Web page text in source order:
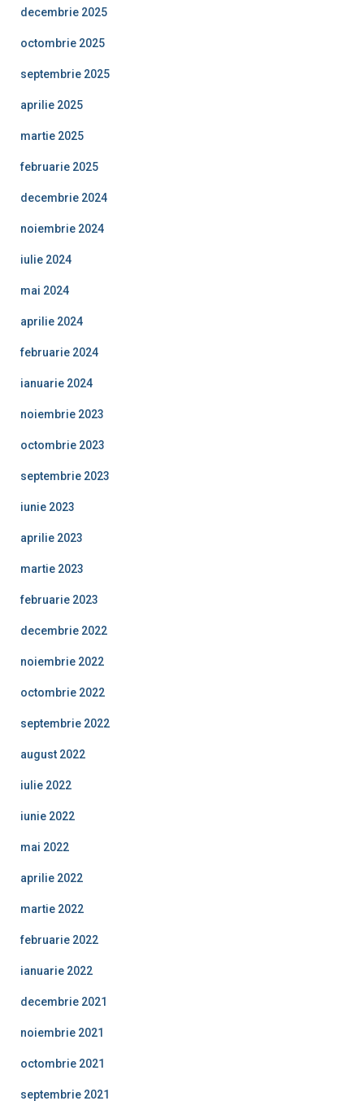
decembrie 2025
octombrie 2025
septembrie 2025
aprilie 2025
martie 2025
februarie 2025
decembrie 2024
noiembrie 2024
iulie 2024
mai 2024
aprilie 2024
februarie 2024
ianuarie 2024
noiembrie 2023
octombrie 2023
septembrie 2023
iunie 2023
aprilie 2023
martie 2023
februarie 2023
decembrie 2022
noiembrie 2022
octombrie 2022
septembrie 2022
august 2022
iulie 2022
iunie 2022
mai 2022
aprilie 2022
martie 2022
februarie 2022
ianuarie 2022
decembrie 2021
noiembrie 2021
octombrie 2021
septembrie 2021